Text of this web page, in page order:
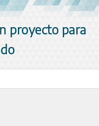
proyecto para